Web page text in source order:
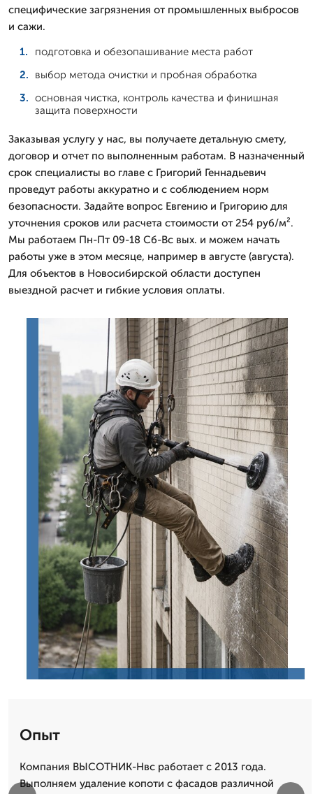
специфические загрязнения от промышленных выбросов
и сажи.
подготовка и обезопашивание места работ
выбор метода очистки и пробная обработка
основная чистка, контроль качества и финишная
защита поверхности
Заказывая услугу у нас, вы получаете детальную смету,
договор и отчет по выполненным работам. В назначенный
срок специалисты во главе с Григорий Геннадьевич
проведут работы аккуратно и с соблюдением норм
безопасности. Задайте вопрос Евгению и Григорию для
уточнения сроков или расчета стоимости от 254 руб/м².
Мы работаем Пн-Пт 09-18 Сб-Вс вых. и можем начать
работы уже в этом месяце, например в августе (августа).
Для объектов в Новосибирской области доступен
выездной расчет и гибкие условия оплаты.
Опыт
Компания ВЫСОТНИК-Нвс работает с 2013 года.
Выполняем удаление копоти с фасадов различной